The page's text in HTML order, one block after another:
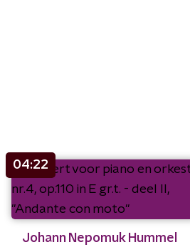
04:22
Johann Nepomuk Hummel